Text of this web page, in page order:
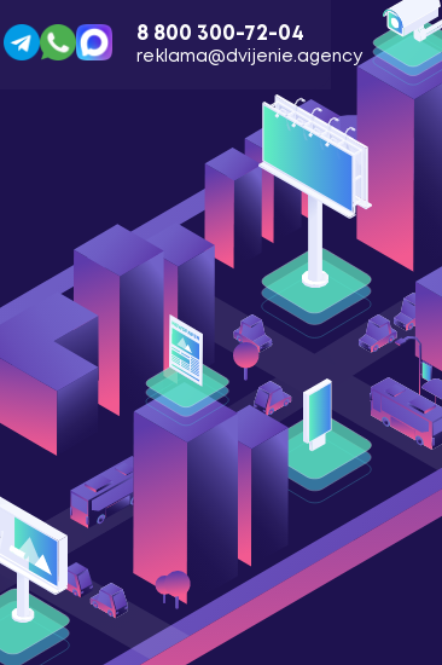
ЗАКАЗАТЬ ЗВОНОК
8 800 300-72-04
reklama@dvijenie.agency